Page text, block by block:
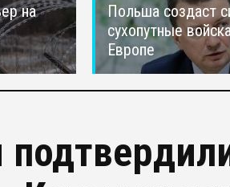
на
Польша создаст
сухопутные
Европе